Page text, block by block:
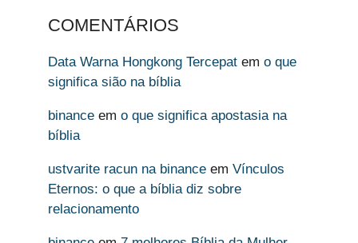
COMENTÁRIOS
Data Warna Hongkong Tercepat em o que
significa sião na bíblia
binance em o que significa apostasia na
bíblia
ustvarite racun na binance em Vínculos
Eternos: o que a bíblia diz sobre
relacionamento